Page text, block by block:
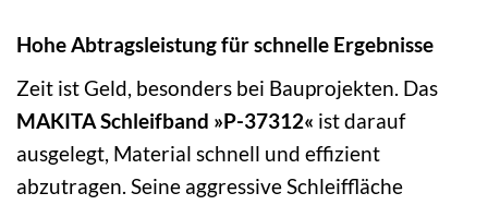
Hohe Abtragsleistung für schnelle Ergebnisse
Zeit ist Geld, besonders bei Bauprojekten. Das
MAKITA Schleifband »P-37312« ist darauf
ausgelegt, Material schnell und effizient
abzutragen. Seine aggressive Schleiffläche